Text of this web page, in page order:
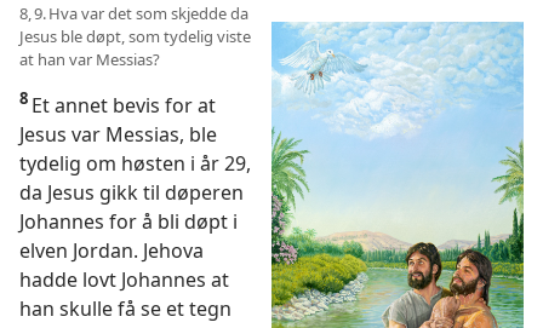
8, 9. Hva var det som skjedde da
Jesus ble døpt, som tydelig viste
at han var Messias?
8 Et annet bevis for at
Jesus var Messias, ble
tydelig om høsten i år 29,
da Jesus gikk til døperen
Johannes for å bli døpt i
elven Jordan. Jehova
hadde lovt Johannes at
han skulle få se et tegn